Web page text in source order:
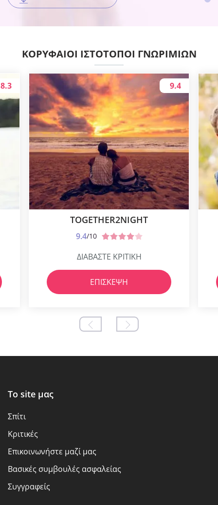
ΚΟΡΥΦΑΊΟΙ ΙΣΤΌΤΟΠΟΙ ΓΝΩΡΙΜΙΏΝ
8.3
TOGETHER2NIGHT
9.4/10
9.4
ΔΙΑΒΑΣΤΕ ΚΡΙΤΙΚΗ
ΕΠΊΣΚΕΨΗ
Το site μας
Σπίτι
Kριτικές
Επικοινωνήστε μαζί μας
Βασικές συμβουλές ασφαλείας
Συγγραφείς